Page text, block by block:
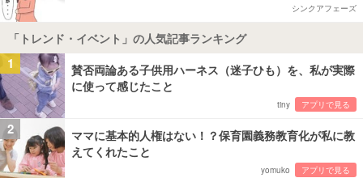
シンクアフェーズ
「トレンド・イベント」の人気記事ランキング
1
賛否両論ある子供用ハーネス（迷子ひも）を、私が実際
に使って感じたこと
tiny アプリで見る
2
ママに基本的人権はない！？保育園義務教育化が私に教
えてくれたこと
yomuko アプリで見る